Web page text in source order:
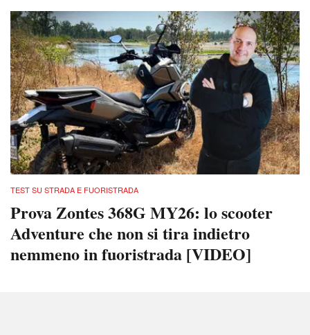
TEST SU STRADA E FUORISTRADA
Prova Zontes 368G MY26: lo scooter
Adventure che non si tira indietro
nemmeno in fuoristrada [VIDEO]